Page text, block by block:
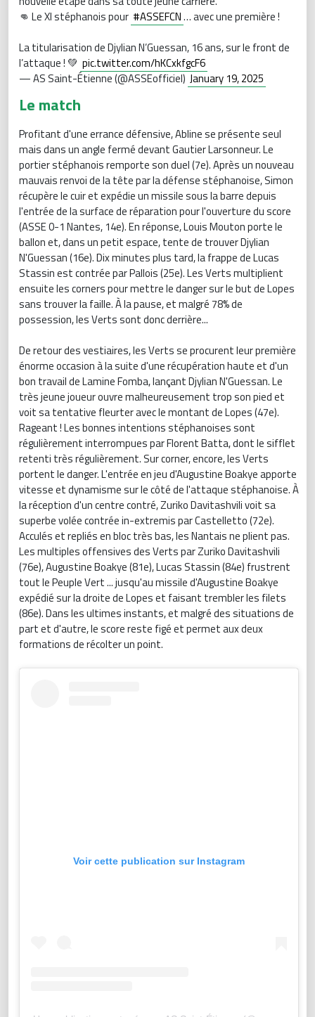
👊 Le XI stéphanois pour #ASSEFCN… avec une première !
La titularisation de Djylian N’Guessan, 16 ans, sur le front de
l’attaque ! 💚 pic.twitter.com/hKCxkfgcF6
— AS Saint-Étienne (@ASSEofficiel) January 19, 2025
Le match
Profitant d'une errance défensive, Abline se présente seul
mais dans un angle fermé devant Gautier Larsonneur. Le
portier stéphanois remporte son duel (7e). Après un nouveau
mauvais renvoi de la tête par la défense stéphanoise, Simon
récupère le cuir et expédie un missile sous la barre depuis
l'entrée de la surface de réparation pour l'ouverture du score
(ASSE 0-1 Nantes, 14e). En réponse, Louis Mouton porte le
ballon et, dans un petit espace, tente de trouver Djylian
N'Guessan (16e). Dix minutes plus tard, la frappe de Lucas
Stassin est contrée par Pallois (25e). Les Verts multiplient
ensuite les corners pour mettre le danger sur le but de Lopes
sans trouver la faille. À la pause, et malgré 78% de
possession, les Verts sont donc derrière...
De retour des vestiaires, les Verts se procurent leur première
énorme occasion à la suite d'une récupération haute et d'un
bon travail de Lamine Fomba, lançant Djylian N'Guessan. Le
très jeune joueur ouvre malheureusement trop son pied et
voit sa tentative fleurter avec le montant de Lopes (47e).
Rageant ! Les bonnes intentions stéphanoises sont
régulièrement interrompues par Florent Batta, dont le sifflet
retenti très régulièrement. Sur corner, encore, les Verts
portent le danger. L'entrée en jeu d'Augustine Boakye apporte
vitesse et dynamisme sur le côté de l'attaque stéphanoise. À
la réception d'un centre contré, Zuriko Davitashvili voit sa
superbe volée contrée in-extremis par Castelletto (72e).
Acculés et repliés en bloc très bas, les Nantais ne plient pas.
Les multiples offensives des Verts par Zuriko Davitashvili
(76e), Augustine Boakye (81e), Lucas Stassin (84e) frustrent
tout le Peuple Vert ... jusqu'au missile d'Augustine Boakye
expédié sur la droite de Lopes et faisant trembler les filets
(86e). Dans les ultimes instants, et malgré des situations de
part et d'autre, le score reste figé et permet aux deux
formations de récolter un point.
Voir cette publication sur Instagram